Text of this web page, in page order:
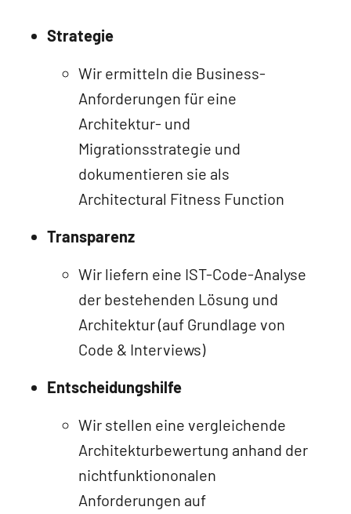
Strategie
Wir ermitteln die Business-
Anforderungen für eine
Architektur- und
Migrationsstrategie und
dokumentieren sie als
Architectural Fitness Function
Transparenz
Wir liefern eine IST-Code-Analyse
der bestehenden Lösung und
Architektur (auf Grundlage von
Code & Interviews)
Entscheidungshilfe
Wir stellen eine vergleichende
Architekturbewertung anhand der
nichtfunktiononalen
Anforderungen auf